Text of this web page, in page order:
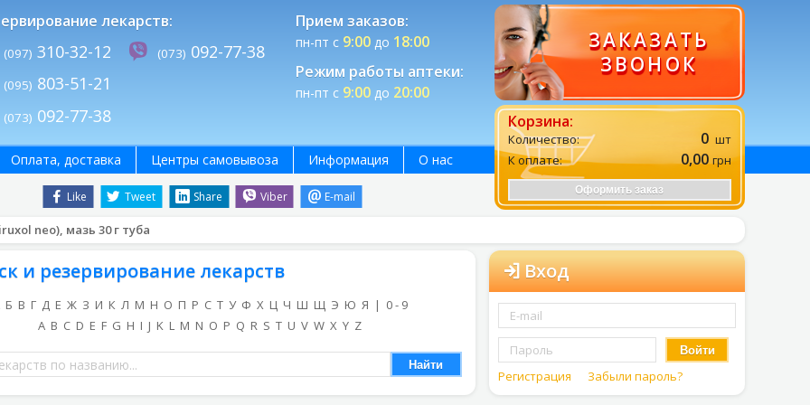
лекарств:
(097) 310-32-12
(095) 803-51-21
(073) 092-77-38
(073) 092-77-38
Прием заказов:
пн-пт с 9:00до 18:00
Режим работы аптеки:
пн-пт с 9:00до 20:00
ЗАКАЗАТЬ
ЗВОНОК
Корзина:
Количество: 0 шт
К оплате:
0,00 грн
Оформить заказ
Like Tweet Share Viber E-mail
Оплата, доставка Центры самовывоза Информация О нас
neo), мазь 30 г туба
и резервирование лекарств
Б В Г Д Е Ж З И К Л М Н О П Р С Т У Ф Х Ц Ч Ш Щ Э Ю Я | 0 - 9
A B C D E F G H I J K L M N O P Q R S T U V W X Y Z
Найти
Вход
Войти
Регистрация Забыли пароль?